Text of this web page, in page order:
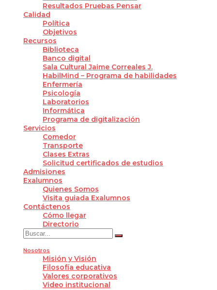
Resultados Pruebas Pensar
Calidad
Política
Objetivos
Recursos
Biblioteca
Banco digital
Sala Cultural Jaime Correales J.
HabilMind – Programa de habilidades
Enfermería
Psicología
Laboratorios
Informática
Programa de digitalización
Servicios
Comedor
Transporte
Clases Extras
Solicitud certificados de estudios
Admisiones
Exalumnos
Quienes Somos
Visita guiada Exalumnos
Contáctenos
Cómo llegar
Directorio
Nosotros
Misión y Visión
Filosofía educativa
Valores corporativos
Video institucional